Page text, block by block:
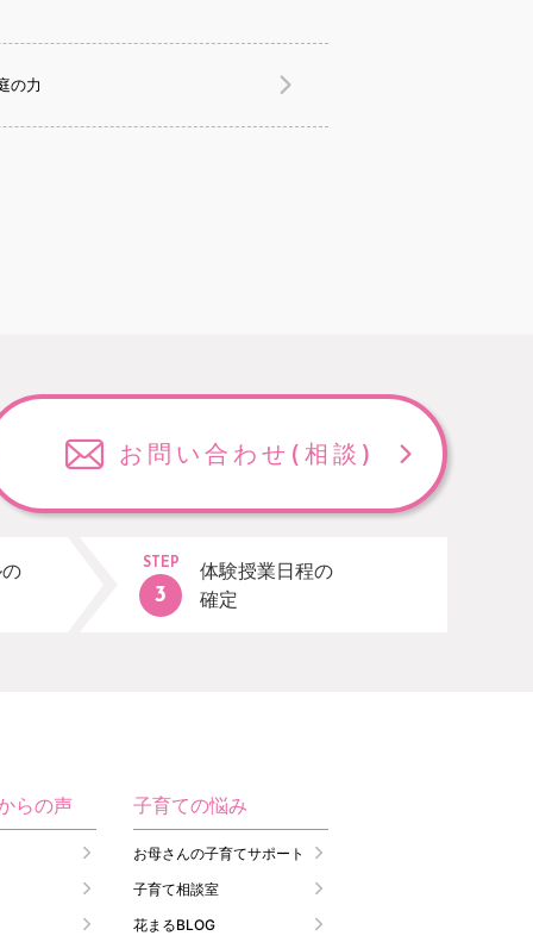
の力
お問い合わせ (相談)
STEP
体験授業日程の
確定
らの声 子育ての悩み
お母さんの子育てサポート
子育て相談室
花まるBLOG